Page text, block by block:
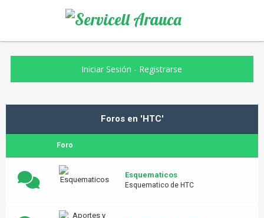
Iniciar Sesión - Registrarse
Foros en 'HTC'
Foro
Esquematicos
Esquematico de HTC